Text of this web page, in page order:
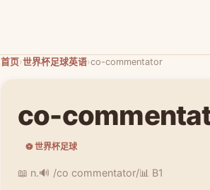
首页›世界杯足球英语›co-commentator
co-
⚽ 世界杯足球
📖 n.🔊 /co commentator/📊 B1